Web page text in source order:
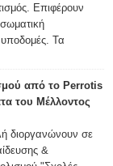
Επιφέρουν
υποδομές. Τα
από το Perrotis
του Μέλλοντος
διοργανώνουν σε
&